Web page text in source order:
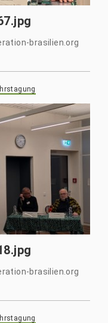
brasilien.org
brasilien.org